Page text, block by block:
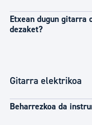
Etxean dugun gitarra
dezaket?
Gitarra elektrikoa
Beharrezkoa da